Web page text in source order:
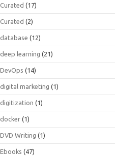
Curated (17)
Curated (2)
database (12)
deep learning (21)
DevOps (14)
digital marketing (1)
digitization (1)
docker (1)
DVD Writing (1)
Ebooks (47)